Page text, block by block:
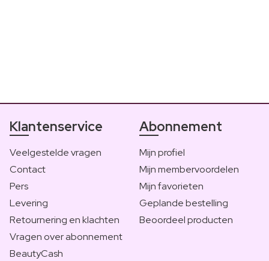
Klantenservice
Veelgestelde vragen
Contact
Pers
Levering
Retournering en klachten
Vragen over abonnement
BeautyCash
Abonnement
Mijn profiel
Mijn membervoordelen
Mijn favorieten
Geplande bestelling
Beoordeel producten